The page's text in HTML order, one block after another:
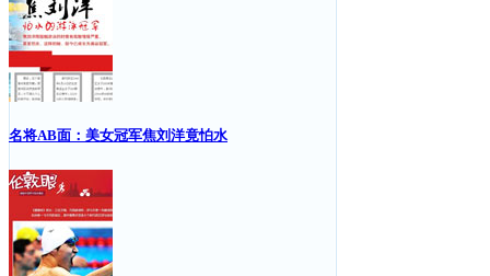
名将AB面：美女冠军焦刘洋竟怕水